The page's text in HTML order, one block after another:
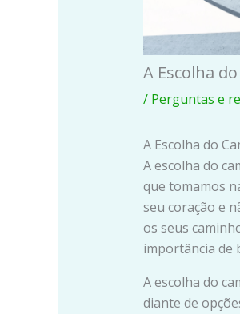
A Escolha
/ Perguntas e
A Escolha do
A escolha do
que tomamos
seu coração e
os seus
importância de
A escolha do
diante de